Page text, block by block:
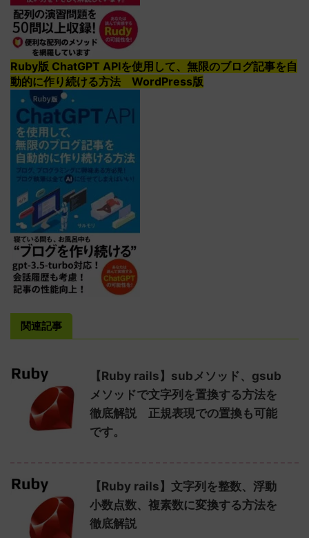
Ruby版 ChatGPT APIを使用して、無限のブログ記事を自
動的に作り続ける方法 WordPress版
関連記事
【Ruby rails】subメソッド、gsub
メソッドで文字列を置換する方法を
徹底解説 正規表現での置換も可能
です。
【Ruby rails】文字列を整数、浮動
小数点数、複素数に変換する方法を
徹底解説